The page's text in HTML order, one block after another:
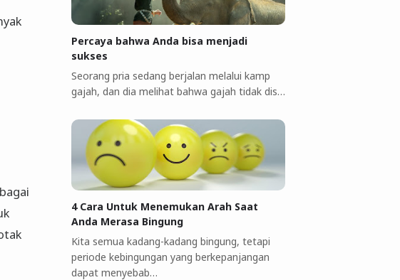
Percaya bahwa Anda bisa menjadi
sukses
Seorang pria sedang berjalan melalui kamp
gajah, dan dia melihat bahwa gajah tidak dis…
4 Cara Untuk Menemukan Arah Saat
Anda Merasa Bingung
Kita semua kadang-kadang bingung, tetapi
periode kebingungan yang berkepanjangan
dapat menyebab…